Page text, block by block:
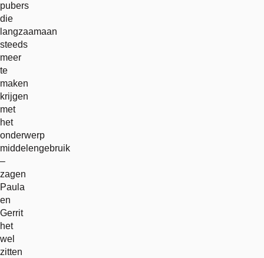
pubers
die
langzaamaan
steeds
meer
te
maken
krijgen
met
het
onderwerp
middelengebruik
–
zagen
Paula
en
Gerrit
het
wel
zitten